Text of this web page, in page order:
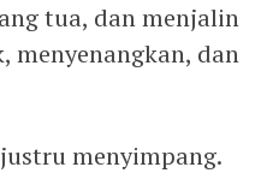
tua, dan menjalin
menyenangkan, dan
menyimpang.